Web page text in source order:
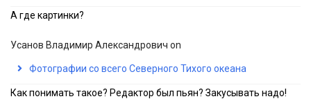
А где картинки?
Усанов Владимир Александрович on
Фотографии со всего Северного Тихого океана
Как понимать такое? Редактор был пьян? Закусывать надо!